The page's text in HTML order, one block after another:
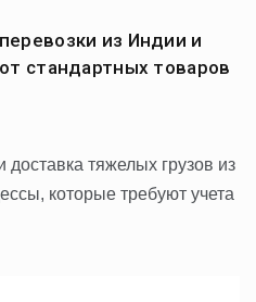
из Индии и
стандартных товаров
доставка тяжелых грузов из
которые требуют учета